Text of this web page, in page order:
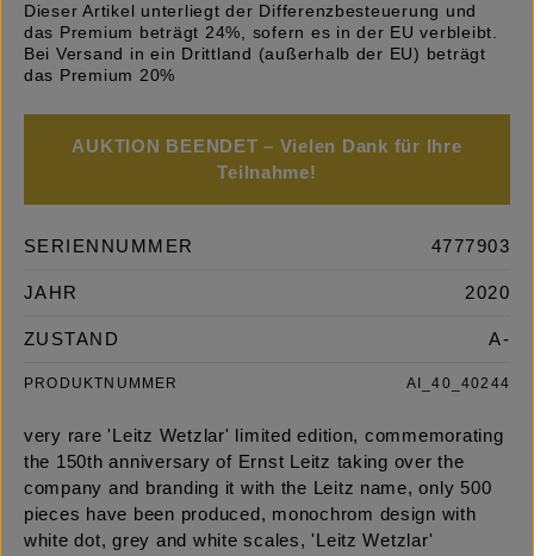
Dieser Artikel unterliegt der Differenzbesteuerung und
das Premium beträgt 24%, sofern es in der EU verbleibt.
Bei Versand in ein Drittland (außerhalb der EU) beträgt
das Premium 20%
AUKTION BEENDET – Vielen Dank für Ihre
Teilnahme!
SERIENNUMMER 4777903
JAHR 2020
ZUSTAND A-
PRODUKTNUMMER AI_40_40244
very rare 'Leitz Wetzlar' limited edition, commemorating
the 150th anniversary of Ernst Leitz taking over the
company and branding it with the Leitz name, only 500
pieces have been produced, monochrom design with
white dot, grey and white scales, 'Leitz Wetzlar'